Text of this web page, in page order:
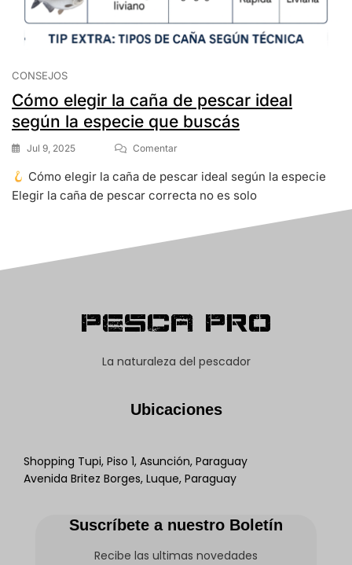
CONSEJOS
Cómo elegir la caña de pescar ideal
según la especie que buscás
Jul 9, 2025 Comentar
Cómo elegir la caña de pescar ideal según la especie
Elegir la caña de pescar correcta no es solo
Pesca Pro
La naturaleza del pescador
Ubicaciones
Shopping Tupi, Piso 1, Asunción, Paraguay
Avenida Britez Borges, Luque, Paraguay
Suscríbete a nuestro Boletín
Recibe las ultimas novedades